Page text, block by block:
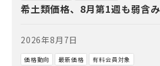
希土類価格、8月第1週も弱含
2026年8月7日
価格動向 最新価格 有料会員対象